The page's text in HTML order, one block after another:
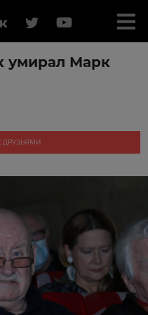
умирал Марк
ДРУЗЬЯМИ